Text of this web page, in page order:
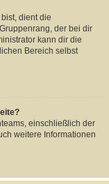
dient die
der bei dir
kann dir die
Bereich selbst
einschließlich der
weitere Informationen